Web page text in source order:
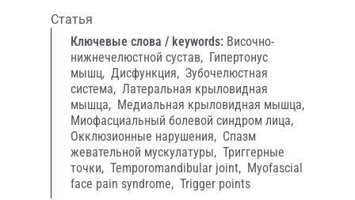
Статья
Ключевые слова / keywords: Височно-
нижнечелюстной сустав, Гипертонус
мышц, Дисфункция, Зубочелюстная
система, Латеральная крыловидная
мышца, Медиальная крыловидная мышца,
Миофасциальный болевой синдром лица,
Окклюзионные нарушения, Спазм
жевательной мускулатуры, Триггерные
точки, Temporomandibular joint, Myofascial
face pain syndrome, Trigger points